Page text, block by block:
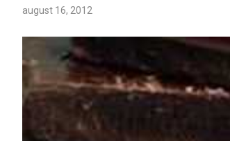
august 16, 2012